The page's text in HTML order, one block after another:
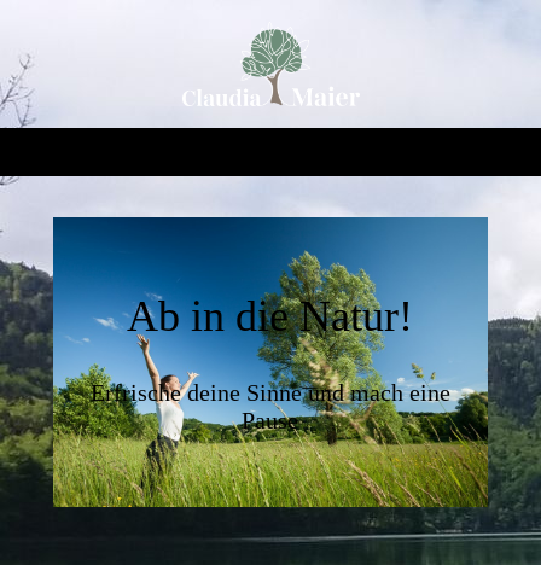
Ab in die Natur!
Erfrische deine Sinne und mach eine
Pause